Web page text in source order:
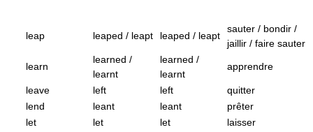
leap leaped / leapt leaped / leapt
sauter / bondir /
jaillir / faire sauter
learn
learned /
learnt
learned /
learnt
apprendre
leave left left
quitter
lend
leant leant
prêter
let
let let
laisser